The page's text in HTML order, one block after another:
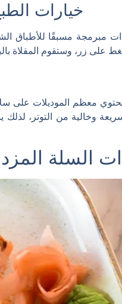
خيارات
مبرمجة مسبقًا للأطباق
معظم الموديلات على
وخالية من التوتر، لذلك
السلة